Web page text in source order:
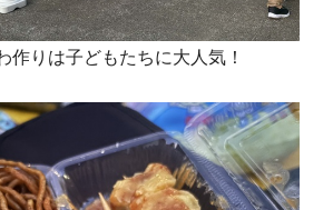
作りは子どもたちに大人気！